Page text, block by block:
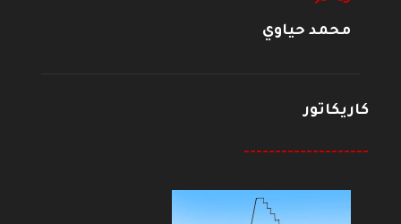
محمد حياوي
كاريكاتور
--------------------